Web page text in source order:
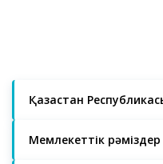
Қазақстан
Мемлекеттік рәміздер